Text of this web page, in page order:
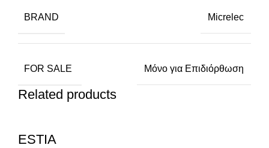
BRAND Micrelec
FOR SALE Μόνο για Επιδιόρθωση
Related products
ESTIA